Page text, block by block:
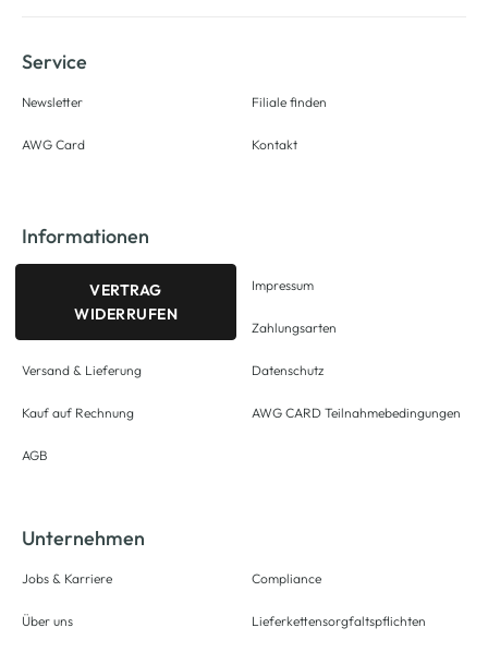
Service
Newsletter
AWG Card
Filiale finden
Kontakt
Informationen
VERTRAG
WIDERRUFEN
Versand & Lieferung
Kauf auf Rechnung
AGB
Impressum
Zahlungsarten
Datenschutz
AWG CARD Teilnahmebedingungen
Unternehmen
Jobs & Karriere
Über uns
Compliance
Lieferkettensorgfaltspflichten